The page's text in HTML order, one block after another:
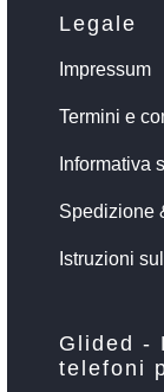
Legale
Impressum
Termini e
Informativa
Spedizione
Istruzioni
Glided -
telefoni